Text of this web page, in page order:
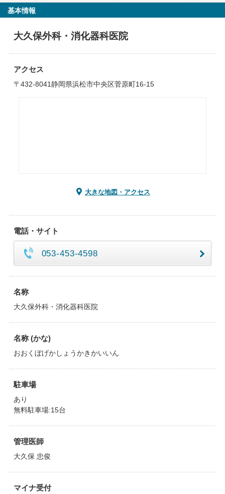
基本情報
大久保外科・消化器科医院
アクセス
〒432-8041静岡県浜松市中央区菅原町16-15
大きな地図・アクセス
電話・サイト
053-453-4598
名称
大久保外科・消化器科医院
名称 (かな)
おおくぼげかしょうかきかいいん
駐車場
あり
無料駐車場:15台
管理医師
大久保 忠俊
マイナ受付